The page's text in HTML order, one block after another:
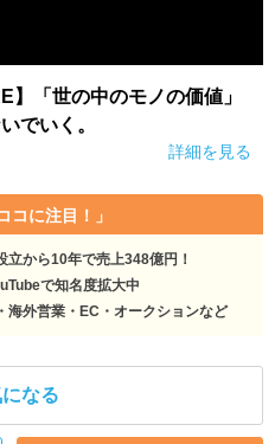
】「世の中のモノの価値」
でいく。
詳細を見る
コに注目！」
立から10年で売上348億円！
で知名度拡大中
海外営業・EC・オークションなど
なる